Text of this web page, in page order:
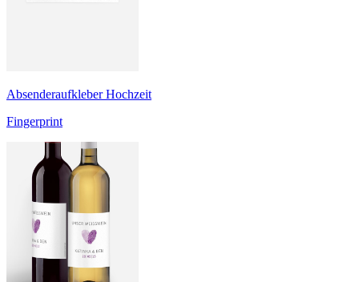
Absenderaufkleber Hochzeit
Fingerprint